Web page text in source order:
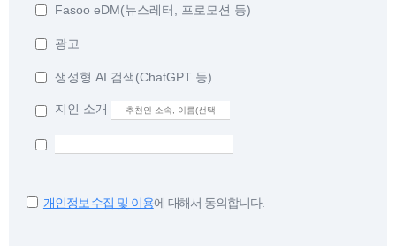
Fasoo eDM(뉴스레터, 프로모션 등)
광고
생성형 AI 검색(ChatGPT 등)
지인 소개
개인정보 수집 및 이용에 대해서 동의합니다.